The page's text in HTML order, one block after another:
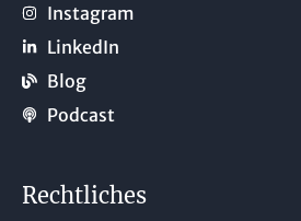
Instagram
LinkedIn
Blog
Podcast
Rechtliches